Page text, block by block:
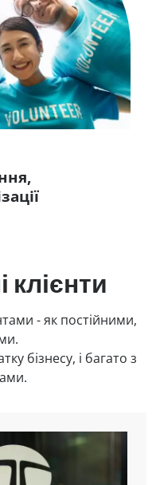
клієнти
- як постійними,
бізнесу, і багато з